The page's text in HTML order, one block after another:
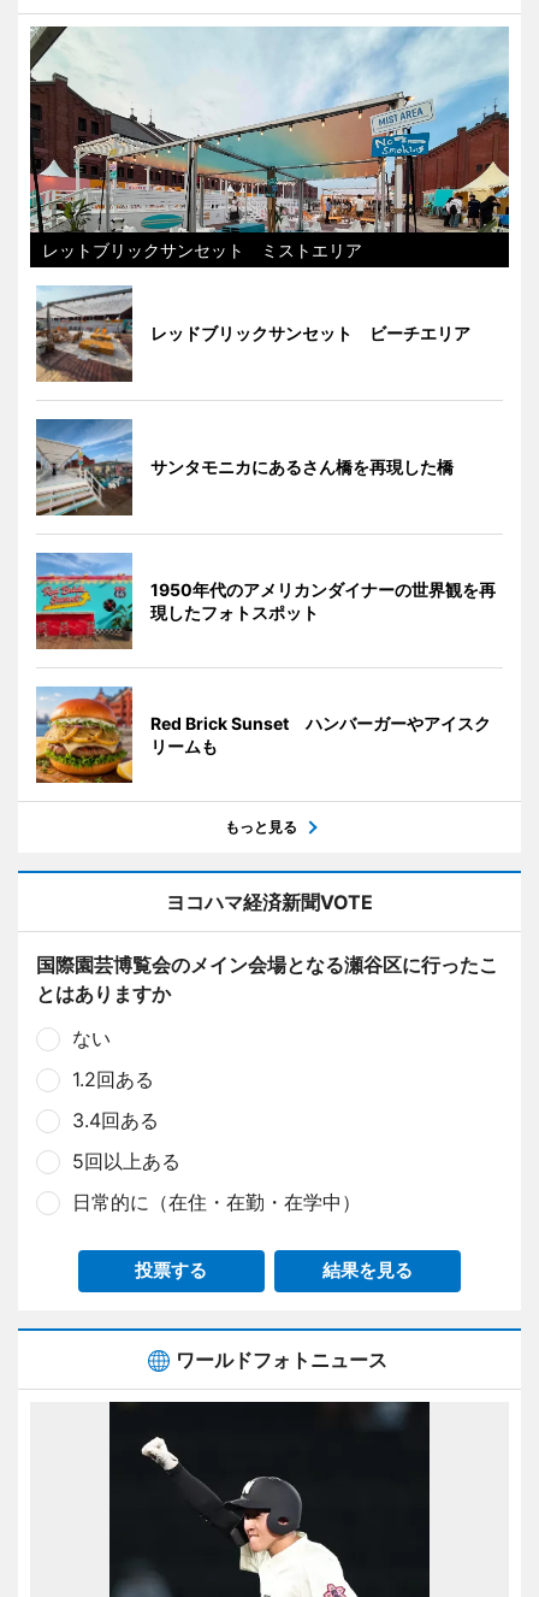
レットブリックサンセット ミストエリア
レッドブリックサンセット ビーチエリア
サンタモニカにあるさん橋を再現した橋
1950年代のアメリカンダイナーの世界観を再
現したフォトスポット
Red Brick Sunset ハンバーガーやアイスク
リームも
もっと見る
ヨコハマ経済新聞VOTE
国際園芸博覧会のメイン会場となる瀬谷区に行ったこ
とはありますか
ない
1.2回ある
3.4回ある
5回以上ある
日常的に（在住・在勤・在学中）
投票する 結果を見る
ワールドフォトニュース